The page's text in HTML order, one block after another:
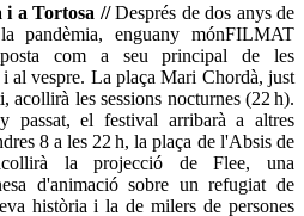
a Tortosa //Després de dos anys de
pandèmia, enguany mónFILMAT
com a seu principal de les
al vespre. La plaça Mari Chordà, just
acollirà les sessions nocturnes (22 h).
passat, el festival arribarà a altres
8 a les 22 h, la plaça de l'Absis de
la projecció de Flee, una
d'animació sobre un refugiat de
història i la de milers de persones